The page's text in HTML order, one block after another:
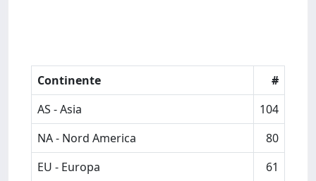
Continente
#
AS - Asia
104
NA - Nord America
80
EU - Europa
61